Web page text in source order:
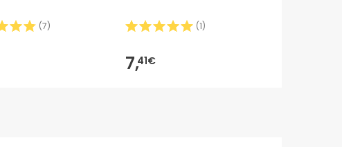
(7) (1)
7,41€